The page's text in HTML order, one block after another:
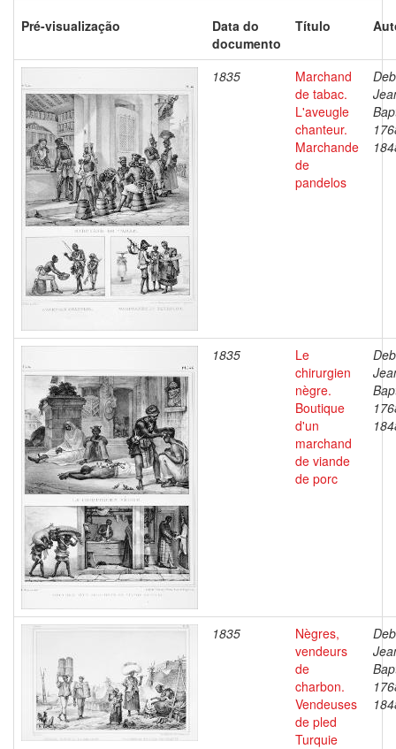
Pré-visualização
Data do
documento
Título
1835
Marchand
de tabac.
L'aveugle
chanteur.
Marchande
de
pandelos
1835
Le
chirurgien
nègre.
Boutique
d'un
marchand
de viande
de porc
1835
Nègres,
vendeurs
de
charbon.
Vendeuses
de pled
Turquie